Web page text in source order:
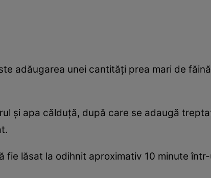
adăugarea unei cantități prea mari de
și apa călduță, după care se adaugă
fie lăsat la odihnit aproximativ 10 minute